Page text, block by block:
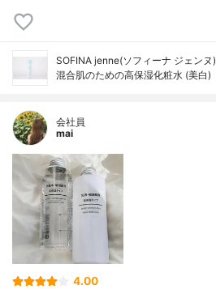
SOFINA jenne(ソフィーナ ジェンヌ)
混合肌のための高保湿化粧水 (美白)
会社員
mai
4.00